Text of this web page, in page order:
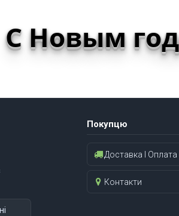
С Новым
Покупцю
Доставка І Оплата
Контакти